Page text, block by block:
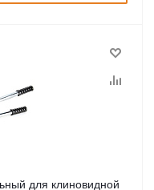
для клиновидной